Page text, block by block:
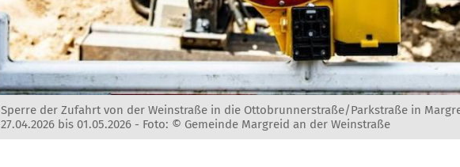
Sperre der Zufahrt von der Weinstraße in die Ottobrunnerstraße/Parkstraße in
27.04.2026 bis 01.05.2026 - Foto: © Gemeinde Margreid an der Weinstraße